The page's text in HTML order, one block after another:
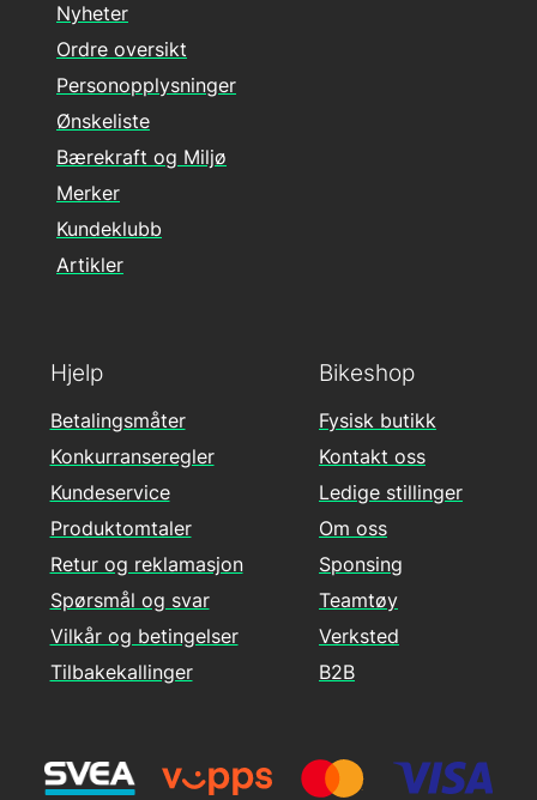
Hjelp
Betalingsmåter
Konkurranseregler
Kundeservice
Produktomtaler
Retur og reklamasjon
Spørsmål og svar
Vilkår og betingelser
Tilbakekallinger
Nyheter
Ordre oversikt
Personopplysninger
Ønskeliste
Bærekraft og Miljø
Merker
Kundeklubb
Artikler
Bikeshop
Fysisk butikk
Kontakt oss
Ledige stillinger
Om oss
Sponsing
Teamtøy
Verksted
B2B